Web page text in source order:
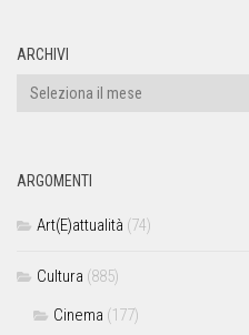
ARCHIVI
ARGOMENTI
Art(E)attualità (74)
Cultura (885)
Cinema (177)